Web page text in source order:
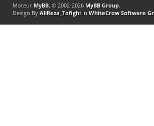
Moteur MyBB, © 2002-2026 MyBB Group.
Design By AliReza_TofighiIn WhiteCrow Software